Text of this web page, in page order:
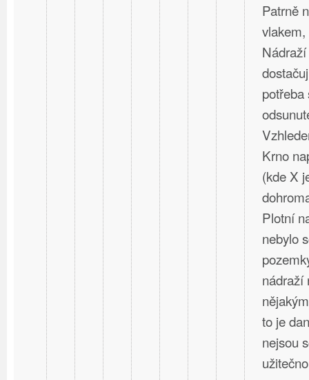
Patrně
Krno
(kde X
Plotní
nebylo
nádraží
to je
nejsou